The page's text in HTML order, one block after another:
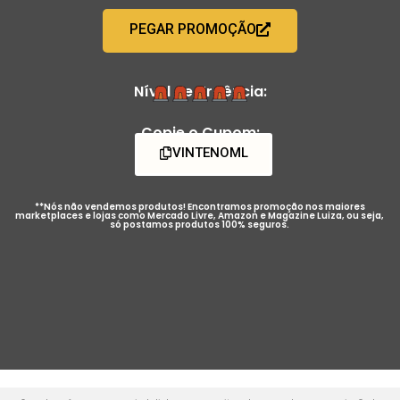
PEGAR PROMOÇÃO
Nível de Urgência:
Copie o Cupom:
VINTENOML
**Nós não vendemos produtos! Encontramos promoção nos maiores
marketplaces e lojas como Mercado Livre, Amazon e Magazine Luiza, ou seja,
só postamos produtos 100% seguros.